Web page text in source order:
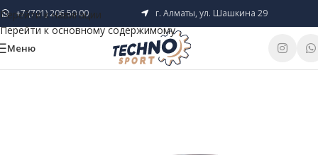
Перейти к навигации
Перейти к основному содержимому
+7 (701) 206 50 00 г. Алматы, ул. Шашкина 29
Меню